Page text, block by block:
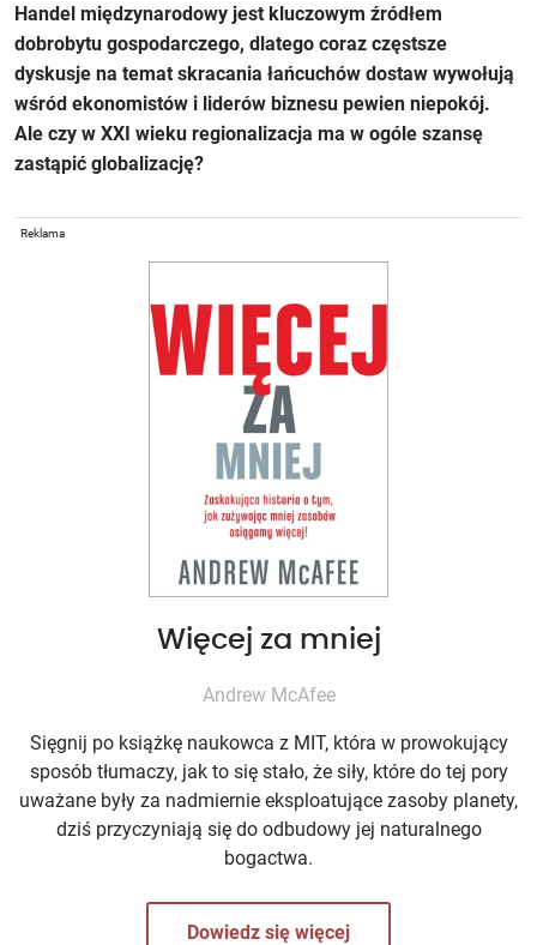
Handel międzynarodowy jest kluczowym źródłem
dobrobytu gospodarczego, dlatego coraz częstsze
dyskusje na temat skracania łańcuchów dostaw wywołują
wśród ekonomistów i liderów biznesu pewien niepokój.
Ale czy w XXI wieku regionalizacja ma w ogóle szansę
zastąpić globalizację?
Reklama
Więcej za mniej
Andrew McAfee
Sięgnij po książkę naukowca z MIT, która w prowokujący
sposób tłumaczy, jak to się stało, że siły, które do tej pory
uważane były za nadmiernie eksploatujące zasoby planety,
dziś przyczyniają się do odbudowy jej naturalnego
bogactwa.
Dowiedz się więcej